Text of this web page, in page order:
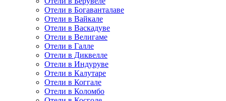
Отели в Богаванталаве
Отели в Вайкале
Отели в Васкадуве
Отели в Велигаме
Отели в Галле
Отели в Диквелле
Отели в Индуруве
Отели в Калутаре
Отели в Коггале
Отели в Коломбо